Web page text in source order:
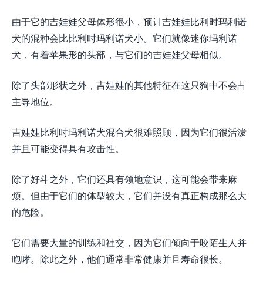
由于它的吉娃娃父母体形很小，预计吉娃娃比利时玛利诺
犬的混种会比比利时玛利诺犬小。它们就像迷你玛利诺
犬，有着苹果形的头部，与它们的吉娃娃父母相似。
除了头部形状之外，吉娃娃的其他特征在这只狗中不会占
主导地位。
吉娃娃比利时玛利诺犬混合犬很难照顾，因为它们很活泼
并且可能变得具有攻击性。
除了好斗之外，它们还具有领地意识，这可能会带来麻
烦。但由于它们的体型较大，它们并没有真正构成那么大
的危险。
它们需要大量的训练和社交，因为它们倾向于咬陌生人并
咆哮。除此之外，他们通常非常健康并且寿命很长。